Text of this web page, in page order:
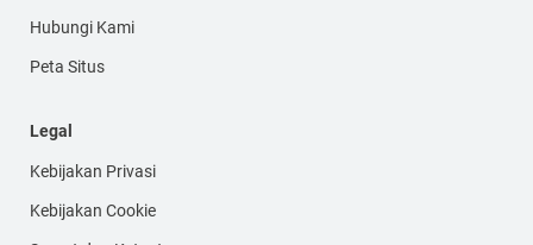
Hubungi Kami
Peta Situs
Legal
Kebijakan Privasi
Kebijakan Cookie